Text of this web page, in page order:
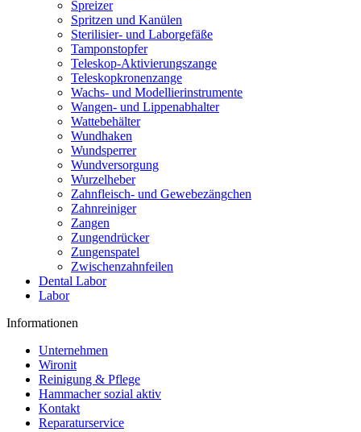
Spreizer
Spritzen und Kanülen
Sterilisier- und Laborgefäße
Tamponstopfer
Teleskop-Aktivierungszange
Teleskopkronenzange
Wachs- und Modellierinstrumente
Wangen- und Lippenabhalter
Wattebehälter
Wundhaken
Wundsperrer
Wundversorgung
Wurzelheber
Zahnfleisch- und Gewebezängchen
Zahnreiniger
Zangen
Zungendrücker
Zungenspatel
Zwischenzahnfeilen
Dental Labor
Labor
Informationen
Unternehmen
Wironit
Reinigung & Pflege
Hammacher sozial aktiv
Kontakt
Reparaturservice